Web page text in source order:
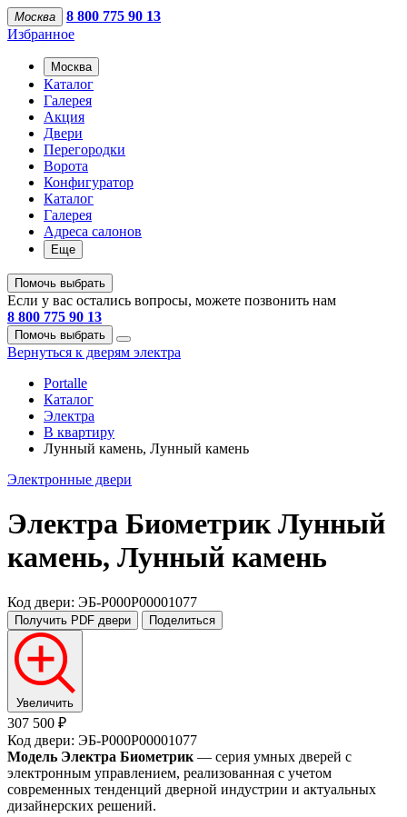
Москва
8 800 775 90 13
Избранное
Москва
Каталог
Галерея
Акция
Двери
Перегородки
Ворота
Конфигуратор
Каталог
Галерея
Адреса салонов
Еще
Помочь выбрать
Если у вас остались вопросы, можете позвонить нам
8 800 775 90 13
Помочь выбрать
Вернуться к дверям электра
Portalle
Каталог
Электра
В квартиру
Лунный камень, Лунный камень
Электронные двери
Электра Биометрик Лунный
камень, Лунный камень
Код двери: ЭБ-P000P00001077
Получить PDF двери Поделиться
Увеличить
307 500 ₽
Код двери: ЭБ-P000P00001077
Модель Электра Биометрик — серия умных дверей с
электронным управлением, реализованная с учетом
современных тенденций дверной индустрии и актуальных
дизайнерских решений.